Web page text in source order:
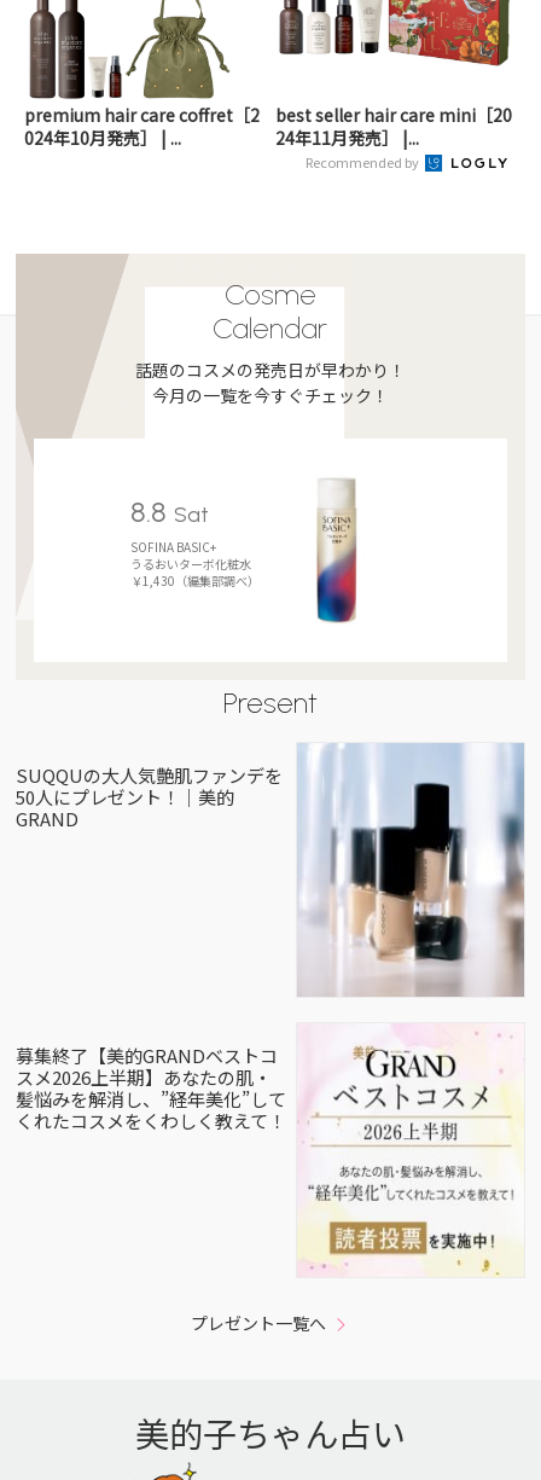
premium hair care coffret［2
024年10月発売］ | ...
best seller hair care mini［20
24年11月発売］ |...
Recommended by
Cosme
Calendar
話題のコスメの発売日が早わかり！
今月の一覧を今すぐチェック！
8.8 Sat
SOFINA BASIC+
うるおいターボ化粧水
￥1,430（編集部調べ）
Present
SUQQUの大人気艶肌ファンデを
50人にプレゼント！｜美的
GRAND
募集終了【美的GRANDベストコ
スメ2026上半期】あなたの肌・
髪悩みを解消し、”経年美化”して
くれたコスメをくわしく教えて！
プレゼント一覧へ
美的子ちゃん占い